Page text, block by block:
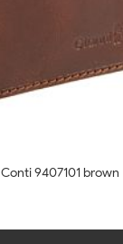
9407101 brown